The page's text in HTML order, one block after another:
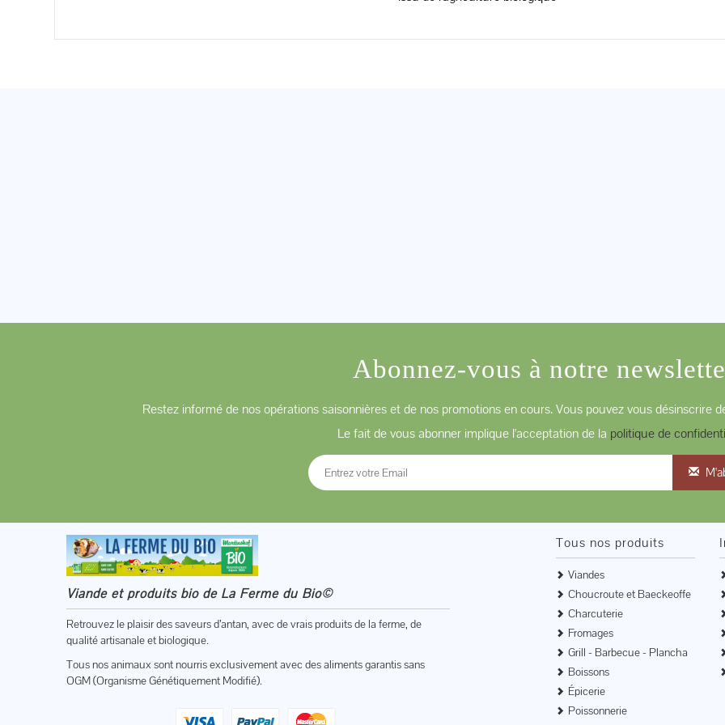
Abonnez-vous à notre
Restez informé de nos opérations saisonnières et de nos promotions en cours. Vous pouvez vous
Le fait de vous abonner implique l'acceptation de la politique de
Viande et produits bio de La Ferme du Bio©
Retrouvez le plaisir des saveurs d’antan, avec de vrais produits de la ferme, de
qualité artisanale et biologique.
Tous nos animaux sont nourris exclusivement avec des aliments garantis sans
OGM (Organisme Génétiquement Modifié).
Tous nos produits
Viandes
Choucroute et Baeckeoffe
Charcuterie
Fromages
Grill - Barbecue - Plancha
Boissons
Épicerie
Poissonnerie